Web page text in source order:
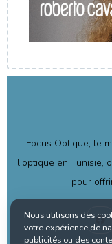
Focus Optique, le
l'optique en Tunisie,
pour
Nous utilisons des
votre expérience de
publicités ou des